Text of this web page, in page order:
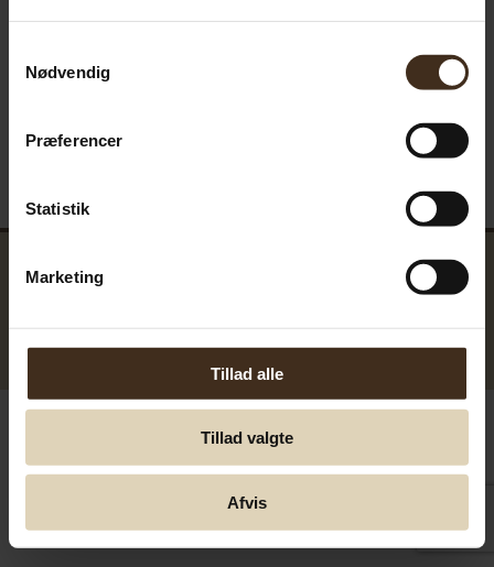
Nødvendig
Præferencer
Statistik
Marketing
Tillad alle
Tillad valgte
Afvis
© Greentools.dk 2017. Alla rättigheter förbehållna.